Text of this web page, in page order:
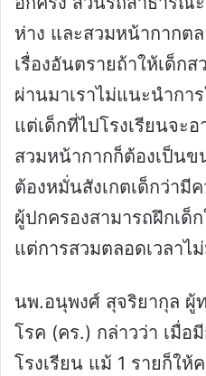
ห่าง และสวมหน้ากากต
เรื่องอันตรายถ้าให้เด็ก
ผ่านมาเราไม่แนะนำกา
แต่เด็กที่ไปโรงเรียนจะ
สวมหน้ากากก็ต้องเป็น
ต้องหมั่นสังเกตเด็กว่า
ผู้ปกครองสามารถฝึกเด็
แต่การสวมตลอดเวลาไ
นพ.อนุพงศ์ สุจริยากุล
โรค (คร.) กล่าวว่า เมื่อ
โรงเรียน แม้ 1 รายก็ใ